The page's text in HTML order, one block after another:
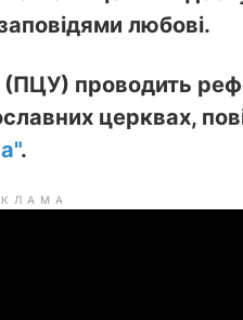
любові.
проводить
церквах,
.